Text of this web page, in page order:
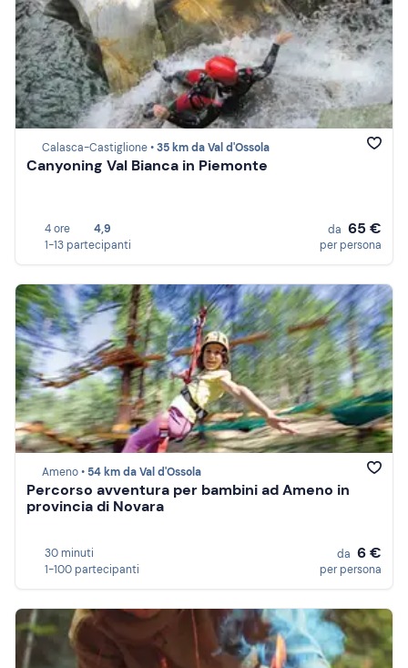
Calasca-Castiglione •35 km da Val d'Ossola
Canyoning Val Bianca in Piemonte
4 ore
4,9
1-13 partecipanti
da 65 €
per persona
Ameno • 54 km da Val d'Ossola
Percorso avventura per bambini ad Ameno in
provincia di Novara
30 minuti
1-100 partecipanti
da 6 €
per persona